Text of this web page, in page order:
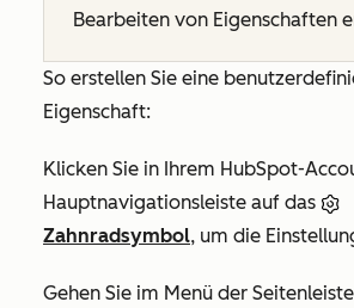
Bearbeiten von Eigenschaften
So erstellen Sie eine
Eigenschaft:
Klicken Sie in Ihrem HubSpot-
Hauptnavigationsleiste auf das
Zahnradsymbol, um die
Gehen Sie im Menü der